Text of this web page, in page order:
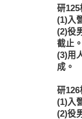
研125
(1)入
(2)役
截止。
(3)用
成。
研126
(1)入
(2)役